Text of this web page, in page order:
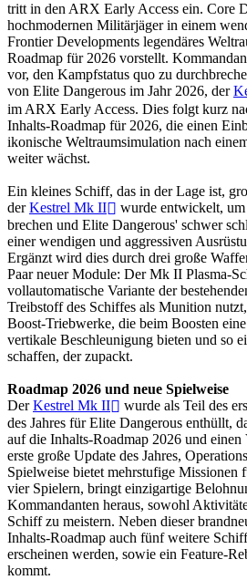
tritt in den ARX Early Access ein. Core
hochmodernen Militärjäger in einem
Frontier Developments legendäres
Roadmap für 2026 vorstellt.
vor, den Kampfstatus quo zu
von Elite Dangerous im Jahr 2026, der
im ARX Early Access. Dies folgt kurz
Inhalts-Roadmap für 2026, die einen
ikonische Weltraumsimulation nach
weiter wächst.
Ein kleines Schiff, das in der Lage ist,
derKestrel Mk II
wurde entwickelt,
brechen und Elite Dangerous' schwer
einer wendigen und aggressiven
Ergänzt wird dies durch drei große
Paar neuer Module: Der Mk II Plasma-
vollautomatische Variante der
Treibstoff des Schiffes als Munition
Boost-Triebwerke, die beim Boosten
vertikale Beschleunigung bieten und so
schaffen, der zupackt.
Roadmap 2026 und neue Spielweise
DerKestrel Mk II
wurde als Teil des
des Jahres für Elite Dangerous enthüllt,
auf die Inhalts-Roadmap 2026 und einen
erste große Update des Jahres,
Spielweise bietet mehrstufige Missionen
vier Spielern, bringt einzigartige
Kommandanten heraus, sowohl
Schiff zu meistern. Neben dieser
Inhalts-Roadmap auch fünf weitere
erscheinen werden, sowie ein Feature-
kommt.